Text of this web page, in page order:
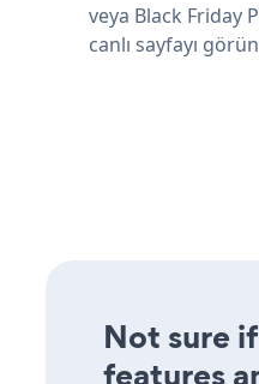
veya Black Friday
canlı sayfayı
Not sure
features